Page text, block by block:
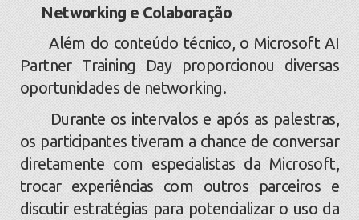
Networking e Colaboração
Além do conteúdo técnico, o Microsoft AI
Partner Training Day proporcionou diversas
oportunidades de networking.
Durante os intervalos e após as palestras,
os participantes tiveram a chance de conversar
diretamente com especialistas da Microsoft,
trocar experiências com outros parceiros e
discutir estratégias para potencializar o uso da